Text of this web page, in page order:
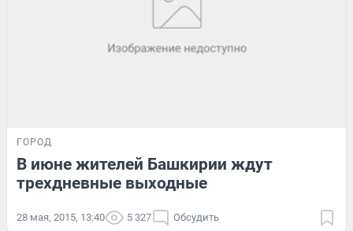
ГОРОД
В июне жителей Башкирии ждут
трехдневные выходные
28 мая, 2015, 13:40 5 327 Обсудить